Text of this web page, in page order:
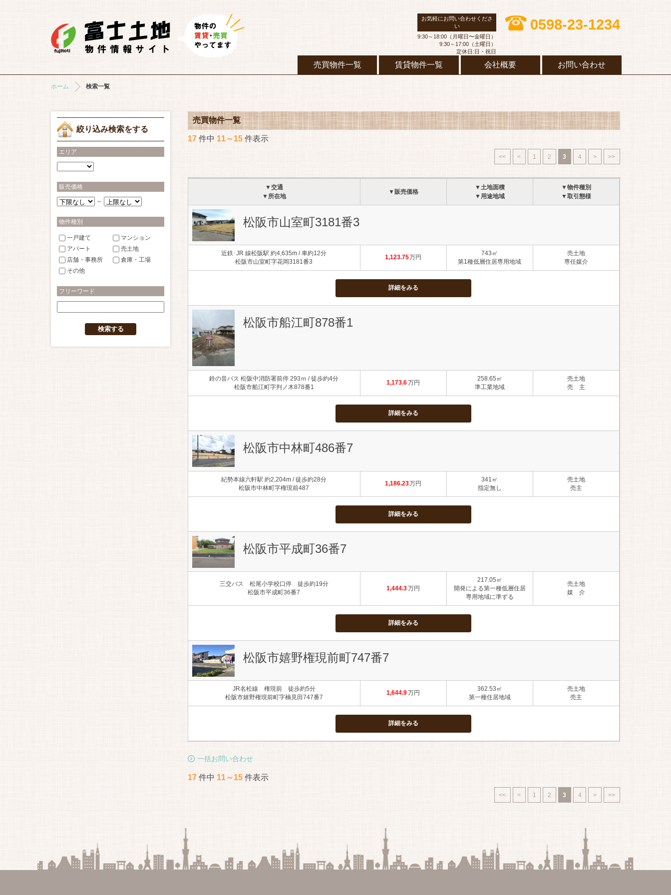
お気軽にお問い合わせくださ
い
9:30～18:00（月曜日〜金曜日）
9:30～17:00（土曜日）
定休日:日・祝日
0598-23-1234
売買物件一覧 賃貸物件一覧 会社概要 お問い合わせ
ホーム 検索一覧
売買物件一覧
17 件中 11～15 件表示
<< < 1 2 3 4 > >>
▼交通
▼所在地
▼販売価格
▼土地面積
▼用途地域
▼物件種別
▼取引態様
松阪市山室町3181番3
近鉄･JR 線松阪駅 約4,635m / 車約12分
松阪市山室町字花岡3181番3
1,123.75万円
743㎡
第1種低層住居専用地域
売土地
専任媒介
詳細をみる
松阪市船江町878番1
鈴の音バス 松阪中消防署前停 293ｍ / 徒歩約4分
松阪市船江町字判ノ木878番1
1,173.6万円
258.65㎡
準工業地域
売土地
売 主
詳細をみる
松阪市中林町486番7
紀勢本線六軒駅 約2,204m / 徒歩約28分
松阪市中林町字権現前487
1,186.23万円
341㎡
指定無し
売土地
売主
詳細をみる
松阪市平成町36番7
三交バス 松尾小学校口停 徒歩約19分
松阪市平成町36番7
1,444.3万円
217.05㎡
開発による第一種低層住居
専用地域に準ずる
売土地
媒 介
詳細をみる
松阪市嬉野権現前町747番7
JR名松線 権現前 徒歩約5分
松阪市嬉野権現前町字楠見田747番7
1,644.9万円
362.53㎡
第一種住居地域
売土地
売主
詳細をみる
一括お問い合わせ
17 件中 11～15 件表示
<< < 1 2 3 4 > >>
絞り込み検索をする
エリア
販売価格
～
物件種別
一戸建て
マンション
アパート
売土地
店舗・事務所
倉庫・工場
その他
フリーワード